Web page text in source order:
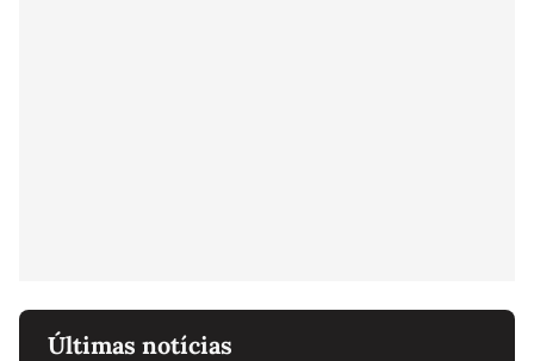
Últimas notícias